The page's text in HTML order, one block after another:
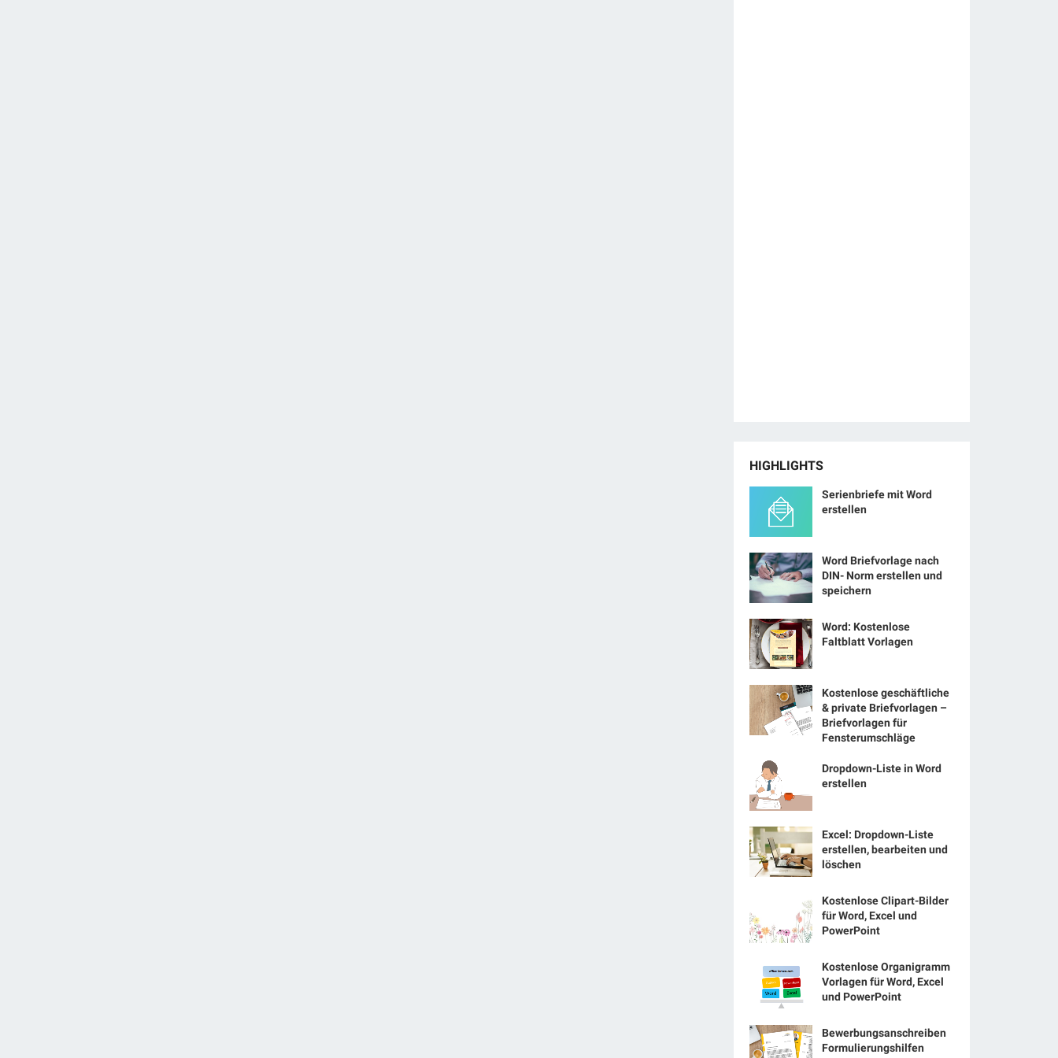
HIGHLIGHTS
Serienbriefe mit Word
erstellen
Word Briefvorlage nach
DIN- Norm erstellen und
speichern
Word: Kostenlose
Faltblatt Vorlagen
Kostenlose geschäftliche
& private Briefvorlagen –
Briefvorlagen für
Fensterumschläge
Dropdown-Liste in Word
erstellen
Excel: Dropdown-Liste
erstellen, bearbeiten und
löschen
Kostenlose Clipart-Bilder
für Word, Excel und
PowerPoint
Kostenlose Organigramm
Vorlagen für Word, Excel
und PowerPoint
Bewerbungsanschreiben
Formulierungshilfen